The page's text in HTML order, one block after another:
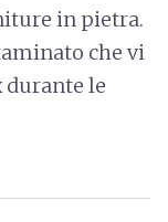
in pietra.
che vi
le